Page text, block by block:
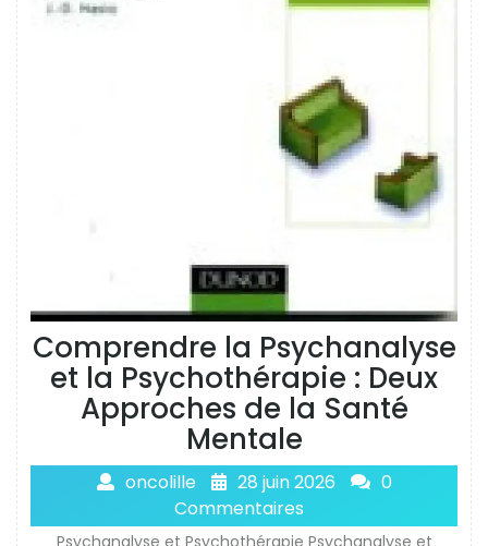
Comprendre la Psychanalyse
et la Psychothérapie : Deux
Approches de la Santé
Mentale
oncolille 28 juin 2026
0
Commentaires
Psychanalyse et Psychothérapie Psychanalyse et